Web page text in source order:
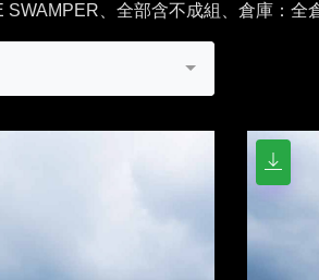
、全部含不成組、倉庫：全